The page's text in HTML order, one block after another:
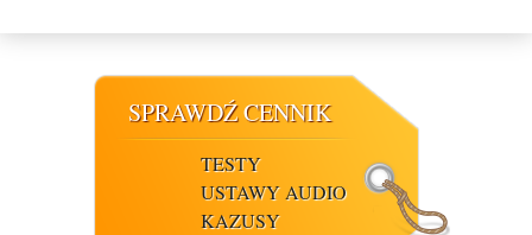
SPRAWDŹ CENNIK
TESTY
USTAWY AUDIO
KAZUSY